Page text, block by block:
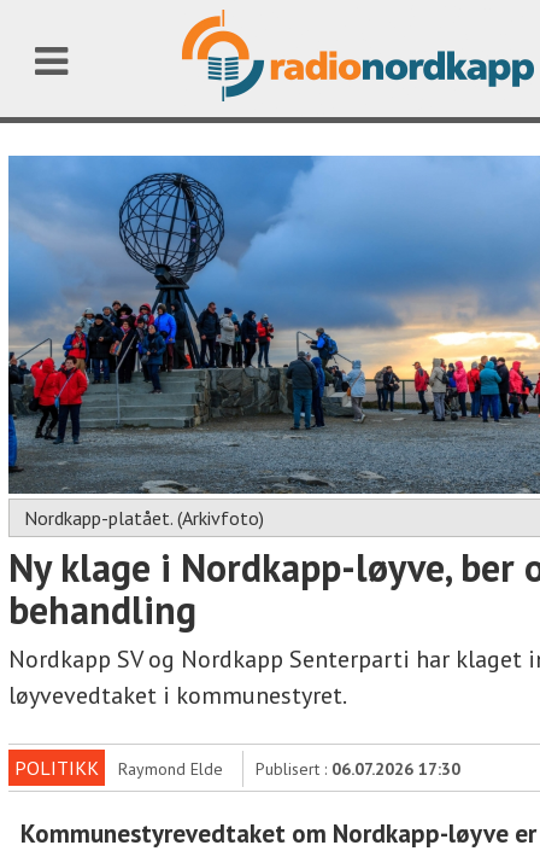
Nordkapp-platået. (Arkivfoto)
Ny klage i Nordkapp-løyve, ber
behandling
Nordkapp SV og Nordkapp Senterparti har klaget
løyvevedtaket i kommunestyret.
POLITIKK Raymond Elde Publisert : 06.07.2026 17:30
Kommunestyrevedtaket om Nordkapp-løyve